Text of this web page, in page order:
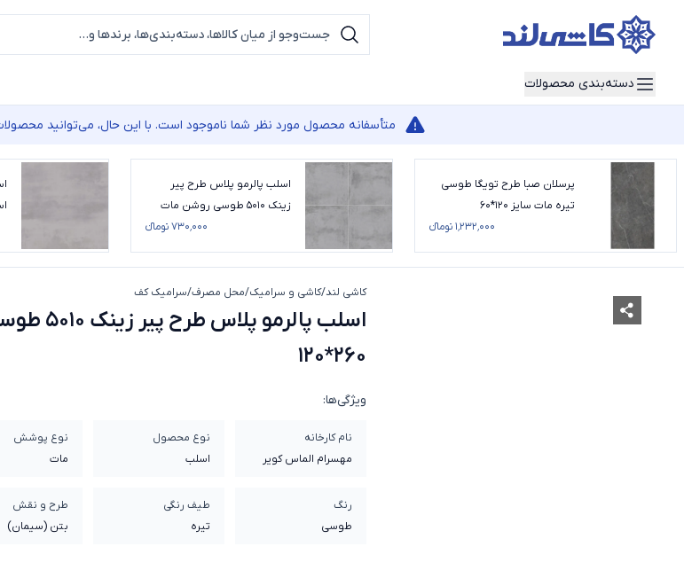
دسته‌بندی محصولات
متأسفانه محصول مورد نظر شما ناموجود است. با این حال، می‌توانید
پرسلان صبا طرح تویگا طوسی
تیره مات سایز 120*60
۱٬۲۳۲٬۰۰۰ تومانء
اسلب پالرمو پلاس طرح پیر
زینک 5010 طوسی روشن مات
۷۳۰٬۰۰۰ تومانء
کاشی لند/کاشی و سرامیک/محل مصرف/سرامیک کف
اسلب
260*120
ویژگی‌ها:
نام کارخانه
مهسرام الماس کویر
نوع محصول
اسلب
نوع پوشش
مات
رنگ
طوسی
طیف رنگی
تیره
طرح و نقش
بتن (سیمان)